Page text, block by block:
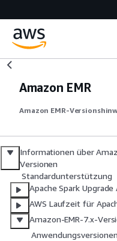
Amazon EMR
Amazon EMR-
Informationen über
Versionen
Standardunterstützung
Apache Spark
AWS Laufzeit für
Amazon-EMR-7.x-